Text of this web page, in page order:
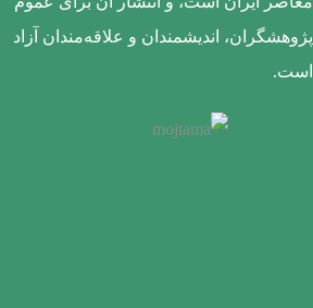
پژوهشگران، اندیشمندان و علاقه‌مندان آزاد
است.